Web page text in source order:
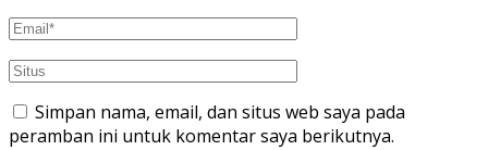
Simpan nama, email, dan situs web saya pada
peramban ini untuk komentar saya berikutnya.